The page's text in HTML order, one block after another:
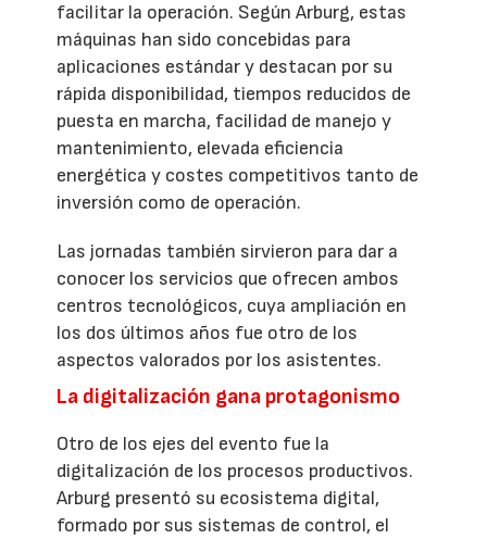
facilitar la operación. Según Arburg, estas
máquinas han sido concebidas para
aplicaciones estándar y destacan por su
rápida disponibilidad, tiempos reducidos de
puesta en marcha, facilidad de manejo y
mantenimiento, elevada eficiencia
energética y costes competitivos tanto de
inversión como de operación.
Las jornadas también sirvieron para dar a
conocer los servicios que ofrecen ambos
centros tecnológicos, cuya ampliación en
los dos últimos años fue otro de los
aspectos valorados por los asistentes.
La digitalización gana protagonismo
Otro de los ejes del evento fue la
digitalización de los procesos productivos.
Arburg presentó su ecosistema digital,
formado por sus sistemas de control, el